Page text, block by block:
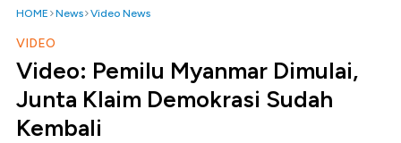
HOME News Video News
VIDEO
Video: Pemilu Myanmar Dimulai,
Junta Klaim Demokrasi Sudah
Kembali